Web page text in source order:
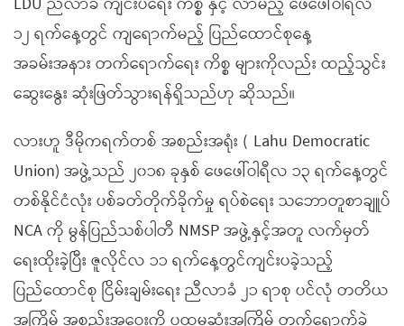
၁၂ ရက်နေ့တွင် ကျရောက်မည့် ပြည်ထောင်စုနေ့
အခမ်းအနား တက်ရောက်ရေး ကိစ္စ များကိုလည်း ထည့်သွင်း
ဆွေးနွေး ဆုံးဖြတ်သွားရန်ရှိသည်ဟု ဆိုသည်။
လားဟူ ဒီမိုကရက်တစ် အစည်းအရုံး ( Lahu Democratic
Union) အဖွဲ့သည် ၂၀၁၈ ခုနှစ် ဖေဖေါ်ဝါရီလ ၁၃ ရက်နေ့တွင်
တစ်နိုင်ငံလုံး ပစ်ခတ်တိုက်ခိုက်မှု ရပ်စဲရေး သဘောတူစာချူပ်
NCA ကို မွန်ပြည်သစ်ပါတီ NMSP အဖွဲ့နှင့်အတူ လက်မှတ်
ရေးထိုးခဲ့ပြီး ဇူလိုင်လ ၁၁ ရက်နေ့တွင်ကျင်းပခဲ့သည့်
ပြည်ထောင်စု ငြိမ်းချမ်းရေး ညီလာခံ ၂၁ ရာစု ပင်လုံ တတိယ
အကြိမ် အစည်းအဝေးကို ပထမဆုံးအကြိမ် တက်ရောက်ခဲ့